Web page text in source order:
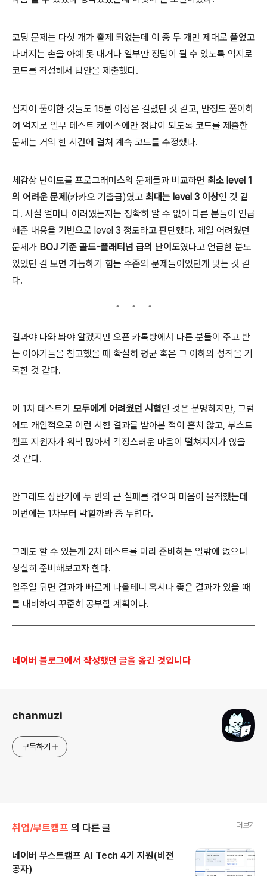
코딩 문제는 다섯 개가 출제 되었는데 이 중 두 개만 제대로 풀었고
나머지는 손을 아예 못 대거나 일부만 정답이 될 수 있도록 억지로
코드를 작성해서 답안을 제출했다.
심지어 풀이한 것들도 15분 이상은 걸렸던 것 같고, 반정도 풀이하
여 억지로 일부 테스트 케이스에만 정답이 되도록 코드를 제출한
문제는 거의 한 시간에 걸쳐 계속 코드를 수정했다.
체감상 난이도를 프로그래머스의 문제들과 비교하면 최소 level 1
의 어려운 문제 (카카오 기출급)였고 최대는 level 3 이상인 것 같
다. 사실 얼마나 어려웠는지는 정확히 알 수 없어 다른 분들이 언급
해준 내용을 기반으로 level 3 정도라고 판단했다. 제일 어려웠던
문제가 BOJ 기준 골드-플래티넘 급의 난이도였다고 언급한 분도
있었던 걸 보면 가늠하기 힘든 수준의 문제들이었던게 맞는 것 같
다.
결과야 나와 봐야 알겠지만 오픈 카톡방에서 다른 분들이 주고 받
는 이야기들을 참고했을 때 확실히 평균 혹은 그 이하의 성적을 기
록한 것 같다.
이 1차 테스트가 모두에게 어려웠던 시험인 것은 분명하지만, 그럼
에도 개인적으로 이런 시험 결과를 받아본 적이 흔치 않고, 부스트
캠프 지원자가 워낙 많아서 걱정스러운 마음이 떨쳐지지가 않을
것 같다.
안그래도 상반기에 두 번의 큰 실패를 겪으며 마음이 울적했는데
이번에는 1차부터 막힐까봐 좀 두렵다.
그래도 할 수 있는게 2차 테스트를 미리 준비하는 일밖에 없으니
성실히 준비해보고자 한다.
일주일 뒤면 결과가 빠르게 나올테니 혹시나 좋은 결과가 있을 때
를 대비하여 꾸준히 공부할 계획이다.
네이버 블로그에서 작성했던 글을 옮긴 것입니다
chanmuzi
구독하기
취업/부트캠프 의 다른 글 더보기
네이버 부스트캠프 AI Tech 4기 지원(비전
공자)